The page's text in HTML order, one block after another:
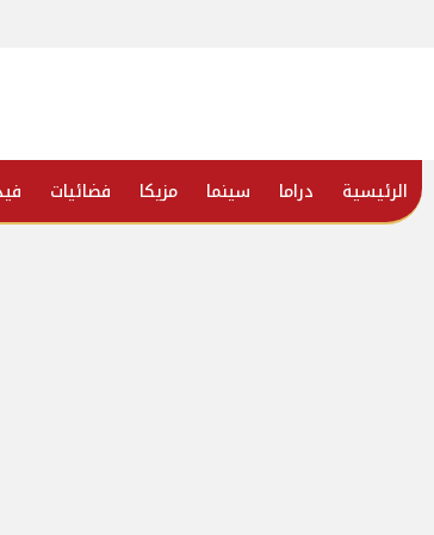
الرئيسية دراما سينما مزيكا فضائيات